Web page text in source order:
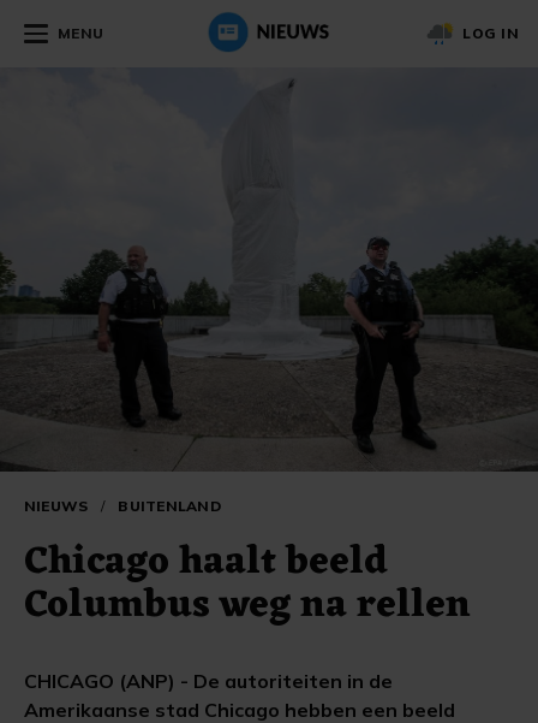
MENU LOG IN
NIEUWS / BUITENLAND
Chicago haalt beeld
Columbus weg na rellen
CHICAGO (ANP) - De autoriteiten in de
Amerikaanse stad Chicago hebben een beeld